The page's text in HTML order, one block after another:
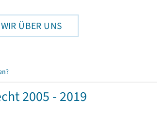
WIR ÜBER UNS
2005 - 2019